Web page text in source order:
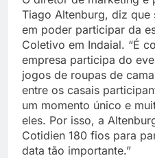
Tiago Altenburg, diz que
em poder participar da
Coletivo em Indaial. “É
empresa participa do
jogos de roupas de
entre os casais
um momento único e
eles. Por isso, a
Cotidien 180 fios para
data tão importante.”